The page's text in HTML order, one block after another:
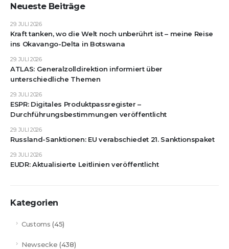
Neueste Beiträge
Kraft tanken, wo die Welt noch unberührt ist – meine Reise
ins Okavango-Delta in Botswana
29. JULI 2026
ATLAS: Generalzolldirektion informiert über
unterschiedliche Themen
29. JULI 2026
ESPR: Digitales Produktpassregister –
Durchführungsbestimmungen veröffentlicht
29. JULI 2026
Russland-Sanktionen: EU verabschiedet 21. Sanktionspaket
29. JULI 2026
EUDR: Aktualisierte Leitlinien veröffentlicht
29. JULI 2026
Kategorien
Customs (45)
Newsecke (438)